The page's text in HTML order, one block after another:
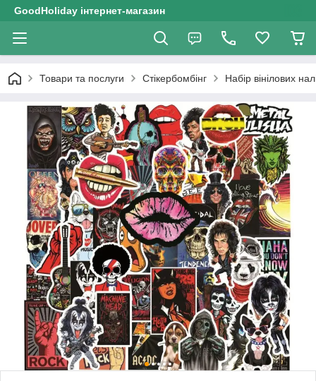
GoodHoliday інтернет-магазин
Товари та послуги Стікербомбінг Набір вінілових